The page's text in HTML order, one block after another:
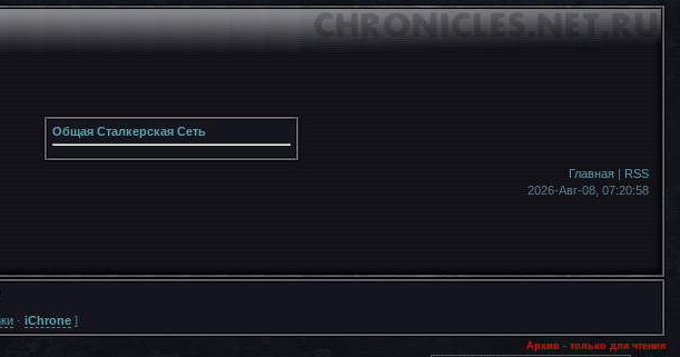
Общая Сталкерская Сеть
Главная| RSS
2026-Авг-08, 07:20:59
· iChrone ]
Архив - только для чтения